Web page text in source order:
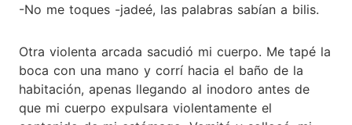
-No me toques -jadeé, las palabras sabían a bilis.
Otra violenta arcada sacudió mi cuerpo. Me tapé la
boca con una mano y corrí hacia el baño de la
habitación, apenas llegando al inodoro antes de
que mi cuerpo expulsara violentamente el